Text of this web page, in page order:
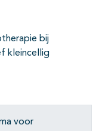
bij
kleincellig
voor